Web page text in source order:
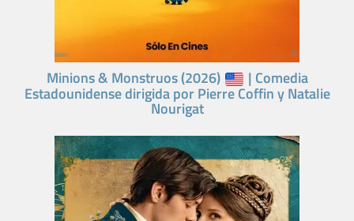
Minions & Monstruos (2026) | Comedia
Estadounidense dirigida por Pierre Coffin y Natalie
Nourigat